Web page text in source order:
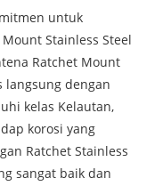
untuk
Stainless Steel
Ratchet Mount
langsung dengan
kelas Kelautan,
korosi yang
Ratchet Stainless
sangat baik dan